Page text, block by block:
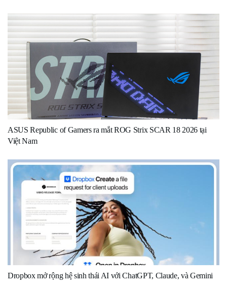
ASUS Republic of Gamers ra mắt ROG Strix SCAR 18 2026 tại
Việt Nam
Dropbox mở rộng hệ sinh thái AI với ChatGPT, Claude, và Gemini